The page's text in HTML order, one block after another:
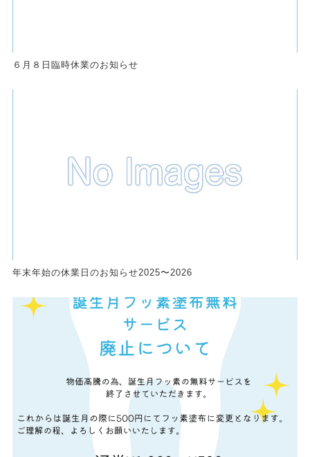
６月８日臨時休業のお知らせ
年末年始の休業日のお知らせ2025〜2026